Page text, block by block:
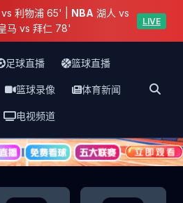
利物浦 65' | NBA 湖人 vs
马 vs 拜仁 78'
LIVE
足球直播 篮球直播
篮球录像 体育新闻
电视频道